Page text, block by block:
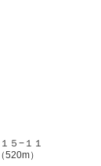
５−１１
）